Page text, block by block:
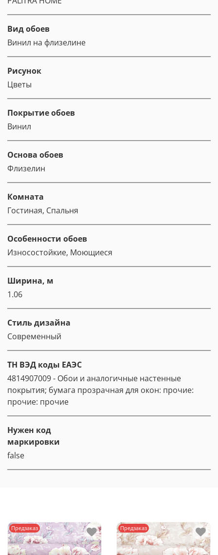
Вид обоев
Винил на флизелине
Рисунок
Цветы
Покрытие обоев
Винил
Основа обоев
Флизелин
Комната
Гостиная, Спальня
Особенности обоев
Износостойкие, Моющиеся
Ширина, м
1.06
Стиль дизайна
Современный
ТН ВЭД коды ЕАЭС
4814907009 - Обои и аналогичные настенные
покрытия; бумага прозрачная для окон: прочие:
прочие: прочие
Нужен код
маркировки
false
Предзаказ Предзаказ